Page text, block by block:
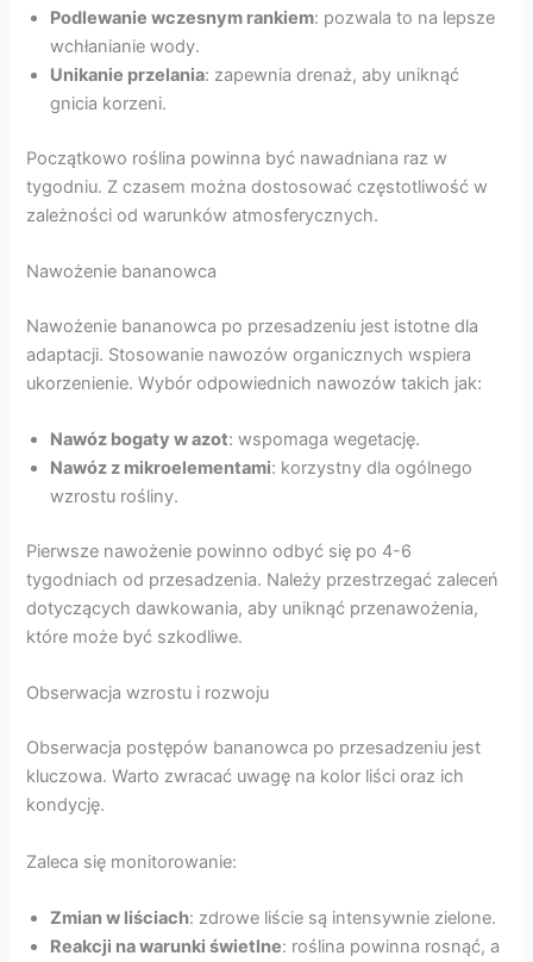
Podlewanie wczesnym rankiem: pozwala to na lepsze
wchłanianie wody.
Unikanie przelania: zapewnia drenaż, aby uniknąć
gnicia korzeni.
Początkowo roślina powinna być nawadniana raz w
tygodniu. Z czasem można dostosować częstotliwość w
zależności od warunków atmosferycznych.
Nawożenie bananowca
Nawożenie bananowca po przesadzeniu jest istotne dla
adaptacji. Stosowanie nawozów organicznych wspiera
ukorzenienie. Wybór odpowiednich nawozów takich jak:
Nawóz bogaty w azot: wspomaga wegetację.
Nawóz z mikroelementami: korzystny dla ogólnego
wzrostu rośliny.
Pierwsze nawożenie powinno odbyć się po 4-6
tygodniach od przesadzenia. Należy przestrzegać zaleceń
dotyczących dawkowania, aby uniknąć przenawożenia,
które może być szkodliwe.
Obserwacja wzrostu i rozwoju
Obserwacja postępów bananowca po przesadzeniu jest
kluczowa. Warto zwracać uwagę na kolor liści oraz ich
kondycję.
Zaleca się monitorowanie:
Zmian w liściach: zdrowe liście są intensywnie zielone.
Reakcji na warunki świetlne: roślina powinna rosnąć, a